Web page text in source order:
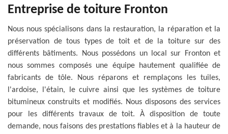
Entreprise de toiture Fronton
Nous nous spécialisons dans la restauration, la réparation et la
préservation de tous types de toit et de la toiture sur des
différents bâtiments. Nous possédons un local sur Fronton et
nous sommes composés une équipe hautement qualifiée de
fabricants de tôle. Nous réparons et remplaçons les tuiles,
l'ardoise, l'étain, le cuivre ainsi que les systèmes de toiture
bitumineux construits et modifiés. Nous disposons des services
pour les différents travaux de toit. À disposition de toute
demande, nous faisons des prestations fiables et à la hauteur de